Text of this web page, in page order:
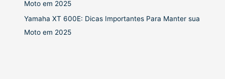
Moto em 2025
Yamaha XT 600E: Dicas Importantes Para Manter sua
Moto em 2025